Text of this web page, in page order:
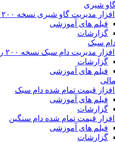
گاو شیری
مدیریت گاو شیری نسخه ۲۰۰ راس ، ۴۰۰ راس و نامحدود
فیلم های آموزشی
گزارشات
دام سبک
مدیریت دام سبک نسخه ۲۰۰ راس ، ۴۰۰ راس و نا محدود
گزارشات
فیلم های آموزشی
افزار قیمت تمام شده دام سبک
فیلم های آموزشی
گزارشات
قیمت تمام شده دام سنگین
فیلم های آموزشی
گزارشات